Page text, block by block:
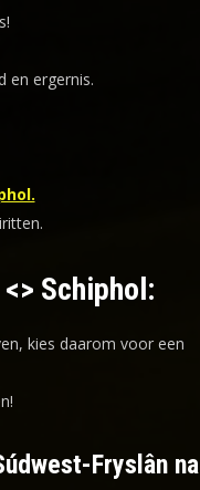
en ergernis.
Schiphol:
kies daarom voor een
Fryslân